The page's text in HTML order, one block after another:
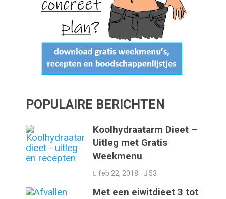
POPULAIRE BERICHTEN
Koolhydraatarm Dieet –
Uitleg met Gratis
Weekmenu
feb 22, 2018 53
Met een eiwitdieet 3 tot